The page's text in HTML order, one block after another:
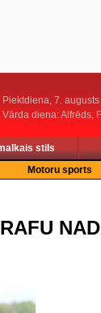
Piektdiena, 7. augusts
Vārda diena: Alfrēds,
stils
Motoru sports